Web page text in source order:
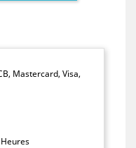
Mastercard, Visa,